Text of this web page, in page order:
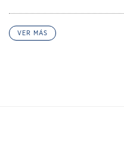
VER MÁS